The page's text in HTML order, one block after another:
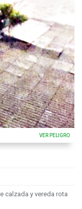
VER PELIGRO
calzada y vereda rota